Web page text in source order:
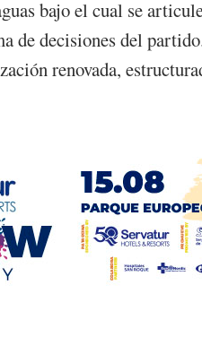
bajo el cual se
de decisiones del
renovada,